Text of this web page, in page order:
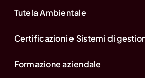
Tutela Ambientale
Certificazioni e Sistemi di
Formazione aziendale